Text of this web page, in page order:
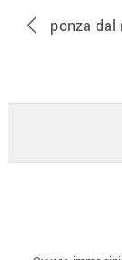
ponza dal